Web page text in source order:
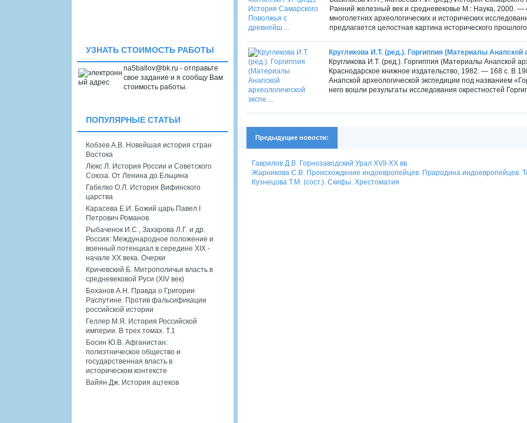
Ранний железный век и средневековье М.: Наука, 2000. —
многолетних археологических и исторических
предлагается целостная картина исторического
Кругликова И.Т. (ред.). Горгиппия (Материалы Анапской
Кругликова И.Т. (ред.). Горгиппия (Материалы Анапской
Краснодарское книжное издательство, 1982. — 168 с. В
Анапской археологической экспедиции под названием
него вошли результаты исследования окрестностей
Предыдущие новости:
Гаврилов Д.В. Горнозаводский Урал XVII-XX вв
Жарникова С.В. Происхождение индоевропейцев. Прародина индоевропейцев.
Кузнецова Т.М. (сост.). Скифы. Хрестоматия
УЗНАТЬ СТОИМОСТЬ РАБОТЫ
na5ballov@bk.ru - отправьте
свое задание и я сообщу Вам
стоимость работы.
ПОПУЛЯРНЫЕ СТАТЬИ
Кобзев А.В. Новейшая история стран
Востока
Люкс Л. История России и Советского
Союза. От Ленина до Ельцина
Габелко О.Л. История Вифинского
царства
Карасева Е.И. Божий царь Павел I
Петрович Романов
Рыбаченок И.С., Захарова Л.Г. и др.
Россия: Международное положение и
военный потенциал в середине XIX -
начале XX века. Очерки
Кричевский Б. Митрополичья власть в
средневековой Руси (XIV век)
Боханов А.Н. Правда о Григории
Распутине. Против фальсификации
российской истории
Геллер М.Я. История Российской
империи. В трех томах. Т.1
Босин Ю.В. Афганистан:
полиэтническое общество и
государственная власть в
историческом контексте
Вайян Дж. История ацтеков